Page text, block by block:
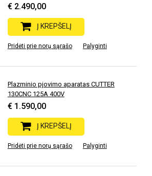
€ 2.490,00
Į KREPŠELĮ
Pridėti prie norų sąrašo Palyginti
Plazminio pjovimo aparatas CUTTER
130CNC 125A 400V
€ 1.590,00
Į KREPŠELĮ
Pridėti prie norų sąrašo Palyginti